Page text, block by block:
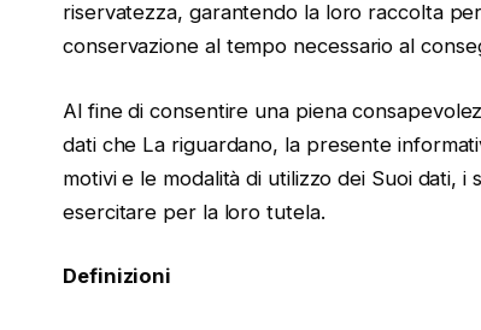
riservatezza, garantendo la loro raccolta
conservazione al tempo necessario al
Al fine di consentire una piena
dati che La riguardano, la presente
motivi e le modalità di utilizzo dei Suoi dati,
esercitare per la loro tutela.
Definizioni